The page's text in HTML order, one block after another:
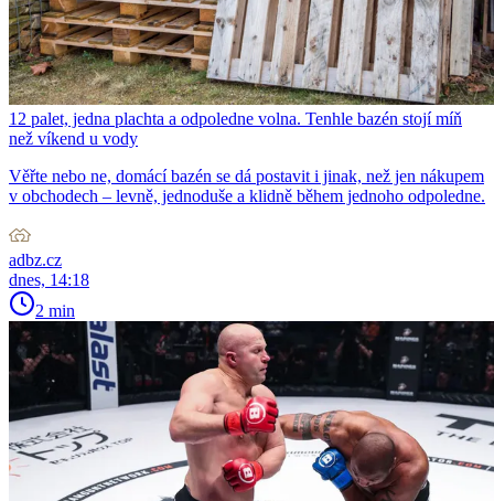
12 palet, jedna plachta a odpoledne volna. Tenhle bazén stojí míň
než víkend u vody
Věřte nebo ne, domácí bazén se dá postavit i jinak, než jen nákupem
v obchodech – levně, jednoduše a klidně během jednoho odpoledne.
adbz.cz
dnes, 14:18
2 min